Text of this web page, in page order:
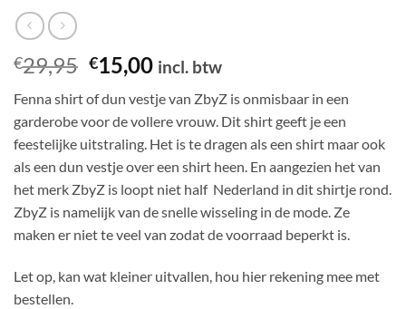
€29,95 Oorspronkelijke
prijs
was:
€29,95.
€15,00Huidige
is:
€15,00.
incl. btw
Fenna shirt of dun vestje van ZbyZ is onmisbaar in een
garderobe voor de vollere vrouw. Dit shirt geeft je een
feestelijke uitstraling. Het is te dragen als een shirt maar ook
als een dun vestje over een shirt heen. En aangezien het van
het merk ZbyZ is loopt niet half Nederland in dit shirtje rond.
ZbyZ is namelijk van de snelle wisseling in de mode. Ze
maken er niet te veel van zodat de voorraad beperkt is.
Let op, kan wat kleiner uitvallen, hou hier rekening mee met
bestellen.